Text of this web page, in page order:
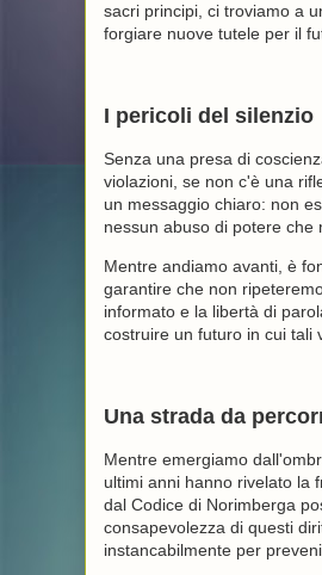
sacri principi, ci troviamo a
forgiare nuove tutele per il
I pericoli del silenzio
Senza una presa di
violazioni, se non c'è una
un messaggio chiaro: non
nessun abuso di potere che
Mentre andiamo avanti, è
garantire che non
informato e la libertà di
costruire un futuro in cui tali
Una strada da
Mentre emergiamo
ultimi anni hanno rivelato la
dal Codice di Norimberga
consapevolezza di questi
instancabilmente per